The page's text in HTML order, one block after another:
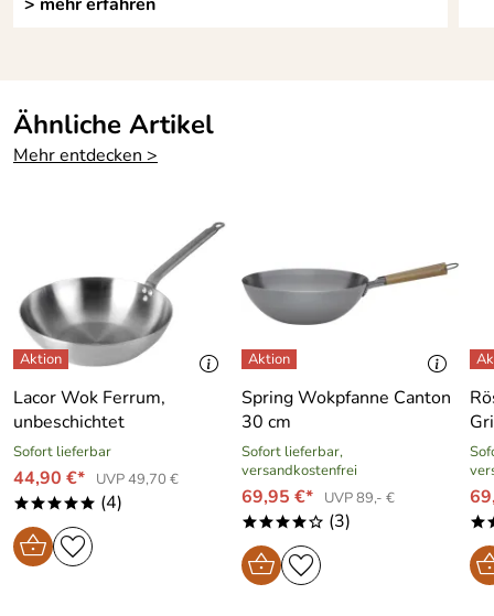
Ähnliche Artikel
Mehr entdecken >
Lacor Wok Ferrum,
unbeschichtet
Sofort lieferbar
44,90 €* UVP 49,70 €
***** (4)
Spring Wokpfanne Canton
30 cm
Sofort lieferbar,
versandkostenfrei
69,95 €* UVP 89,- €
****o (3)